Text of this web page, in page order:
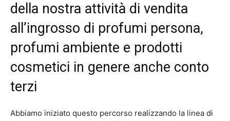
della nostra attività di vendita
all’ingrosso di profumi persona,
profumi ambiente e prodotti
cosmetici in genere anche conto
terzi
Abbiamo iniziato questo percorso realizzando la linea di